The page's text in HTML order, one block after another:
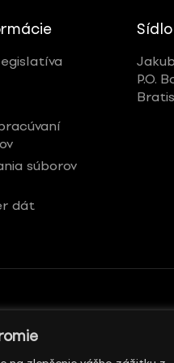
súborov
dát
P.O.